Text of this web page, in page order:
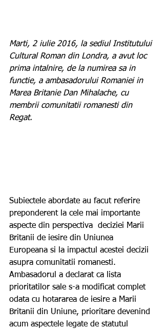
Marti, 2 iulie 2016, la sediul Institutului
Cultural Roman din Londra, a avut loc
prima intalnire, de la numirea sa in
functie, a ambasadorului Romaniei in
Marea Britanie Dan Mihalache, cu
membrii comunitatii romanesti din
Regat.
Subiectele abordate au facut referire
preponderent la cele mai importante
aspecte din perspectiva  deciziei Marii
Britanii de iesire din Uniunea
Europeana si la impactul acestei decizii
asupra comunitatii romanesti.
Ambasadorul a declarat ca lista
prioritatilor sale s-a modificat complet
odata cu hotararea de iesire a Marii
Britanii din Uniune, prioritare devenind
acum aspectele legate de statutul